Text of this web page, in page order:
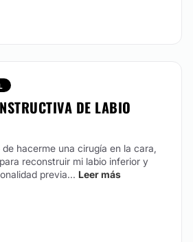
DE LABIO
hacerme una cirugía en la cara,
reconstruir mi labio inferior y
previa... Leer más